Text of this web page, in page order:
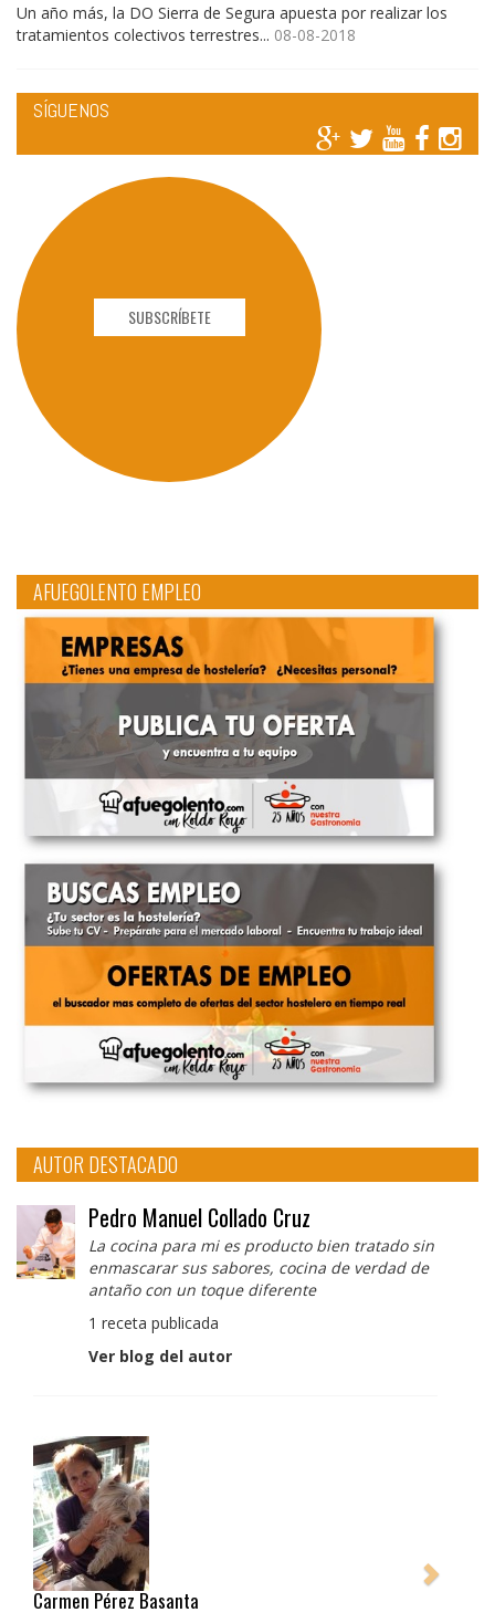
Un año más, la DO Sierra de Segura apuesta por realizar los
tratamientos colectivos terrestres... 08-08-2018
SÍGUENOS
SUBSCRÍBETE
AFUEGOLENTO EMPLEO
AUTOR DESTACADO
Pedro Manuel Collado Cruz
La cocina para mi es producto bien tratado sin
enmascarar sus sabores, cocina de verdad de
antaño con un toque diferente
1 receta publicada
Ver blog del autor
Pedro Manuel Collado Cruz